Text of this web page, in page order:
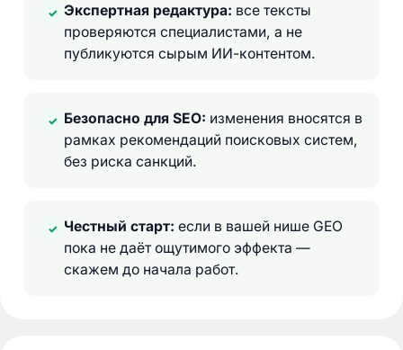
✓ Экспертная редактура: все тексты
проверяются специалистами, а не
публикуются сырым ИИ-контентом.
✓ Безопасно для SEO: изменения вносятся в
рамках рекомендаций поисковых систем,
без риска санкций.
✓ Честный старт: если в вашей нише GEO
пока не даёт ощутимого эффекта —
скажем до начала работ.